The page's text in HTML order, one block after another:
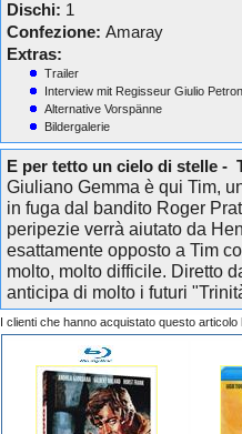
Dischi: 1
Confezione: Amaray
Extras:
Trailer
Interview mit Regisseur Giulio
Alternative Vorspänne
Bildergalerie
E per tetto un cielo di stelle -
Giuliano Gemma è qui Tim,
in fuga dal bandito Roger
peripezie verrà aiutato da
esattamente opposto a Tim
molto, molto difficile. Diretto
anticipa di molto i futuri
I clienti che hanno acquistato questo